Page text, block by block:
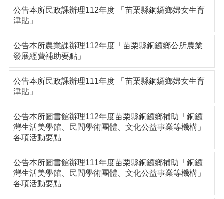
公告本所民政課辦理112年度 「苗栗縣銅鑼鄉婦女生育
津貼」
公告本所農業課辦理112年度「苗栗縣銅鑼鄉公所農業
發展經費補助要點」
公告本所民政課辦理111年度 「苗栗縣銅鑼鄉婦女生育
津貼」
公告本所圖書館辦理112年度苗栗縣銅鑼鄉補助「銅鑼
灣生活美學館、民間學術團體、文化公益事業等機構」
各項活動要點
公告本所圖書館辦理111年度苗栗縣銅鑼鄉補助「銅鑼
灣生活美學館、民間學術團體、文化公益事業等機構」
各項活動要點